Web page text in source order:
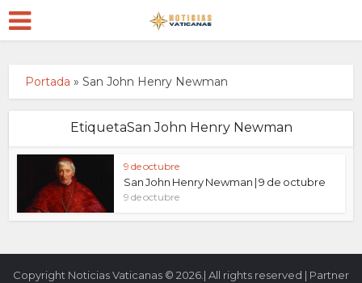
Portada »San John Henry Newman
EtiquetaSan John Henry Newman
9 de octubre
San John Henry Newman | 9 de octubre
9 de octubre
Copyright Noticias Vaticanas © 2026.| All rights reserved | Partner